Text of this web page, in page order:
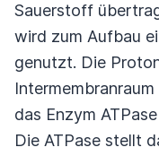
Sauerstoff
wird zum Aufbau
genutzt. Die
das Enzym
Die ATPase stellt